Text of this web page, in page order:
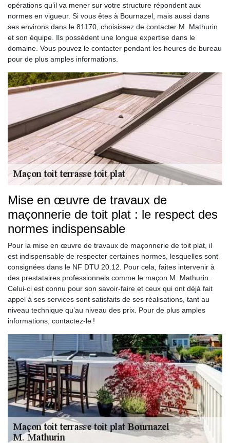
opérations qu’il va mener sur votre structure répondent aux
normes en vigueur. Si vous êtes à Bournazel, mais aussi dans
ses environs dans le 81170, choisissez de contacter M. Mathurin
et son équipe. Ils possèdent une longue expertise dans le
domaine. Vous pouvez le contacter pendant les heures de bureau
pour de plus amples informations.
Mise en œuvre de travaux de
maçonnerie de toit plat : le respect des
normes indispensable
Pour la mise en œuvre de travaux de maçonnerie de toit plat, il
est indispensable de respecter certaines normes, lesquelles sont
consignées dans le NF DTU 20.12. Pour cela, faites intervenir à
des prestataires professionnels comme le maçon M. Mathurin.
Celui-ci est connu pour son savoir-faire et ceux qui ont déjà fait
appel à ses services sont satisfaits de ses réalisations, tant au
niveau technique qu’au niveau des prix. Pour de plus amples
informations, contactez-le !